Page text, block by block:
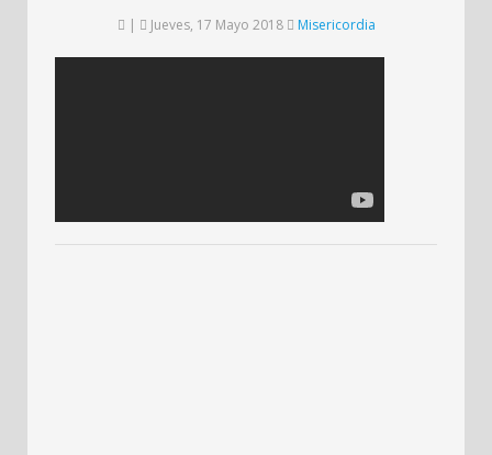
| Jueves, 17 Mayo 2018 Misericordia